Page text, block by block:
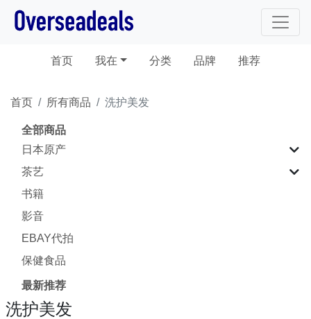
首页(current)
我在 分类 品牌 推荐
首页 所有商品 洗护美发
全部商品
日本原产
茶艺
书籍
影音
EBAY代拍
保健食品
最新推荐
洗护美发